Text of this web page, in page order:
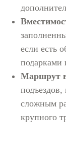
если есть
подарками
Маршрут
сложным
крупного